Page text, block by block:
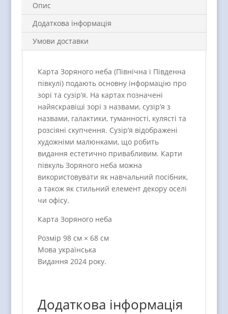
Опис
Додаткова інформація
Умови доставки
Карта Зоряного неба (Північна і Південна
півкулі) подають основну інформацію про
зорі та сузір’я. На картах позначені
найяскравіші зорі з назвами, сузір’я з
назвами, галактики, туманності, кулясті та
розсіяні скупчення. Сузір’я відображені
художніми малюнками, що робить
видання естетично привабливим. Карти
півкуль Зоряного неба можна
використовувати як навчальний посібник,
а також як стильний елемент декору оселі
чи офісу.
Карта Зоряного неба
Розмір 98 см × 68 см
Мова українська
Видання 2024 року.
Додаткова інформація